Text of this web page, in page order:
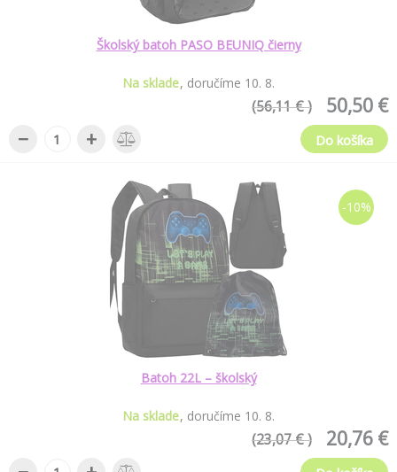
Školský batoh PASO BEUNIQ čierny
Na sklade doručíme 10. 8.
50,50 €
(56,11 € )
− + Do košíka
-10%
Batoh 22L – školský
Na sklade doručíme 10. 8.
20,76 €
(23,07 € )